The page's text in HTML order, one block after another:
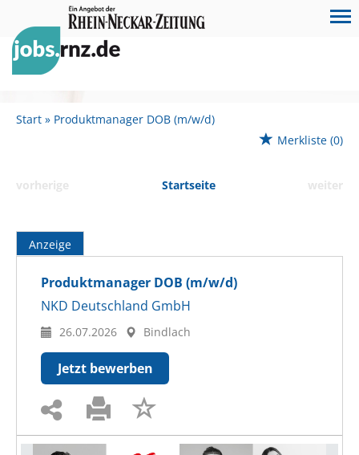
Start
Produktmanager DOB (m/w/d)
Merkliste (0)
vorherige Startseite weiter
Anzeige
Produktmanager DOB (m/w/d)
NKD Deutschland GmbH
26.07.2026 Bindlach
Jetzt bewerben